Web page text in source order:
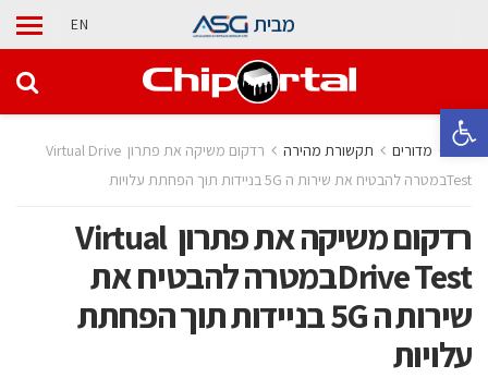
פתח סרגל נגישות
מבית EN
בית מדורים תקשורת מהירה
רדקום משיקה את פתרון Virtual Drive
Testבמטרה להבטיח את שירות ה 5G בניידות תוך הפחתת עלויות
רדקום משיקה את פתרון Virtual
Drive Testבמטרה להבטיח את
שירות ה 5G בניידות תוך הפחתת
עלויות